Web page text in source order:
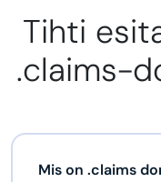
Tihti
.claims-
Mis on .claims